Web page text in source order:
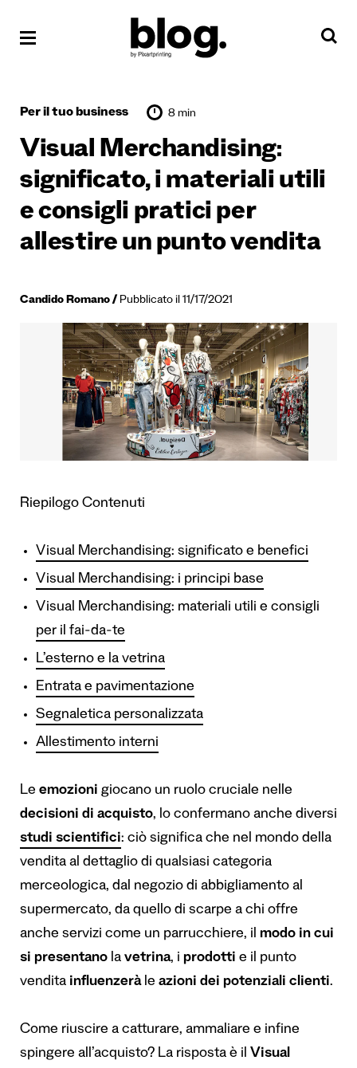
Per il tuo business 8 min
Visual Merchandising:
significato, i materiali utili
e consigli pratici per
allestire un punto vendita
Candido Romano Pubblicato il 11/17/2021
Riepilogo Contenuti
Visual Merchandising: significato e benefici
Visual Merchandising: i principi base
Visual Merchandising: materiali utili e consigli
per il fai-da-te
L’esterno e la vetrina
Entrata e pavimentazione
Segnaletica personalizzata
Allestimento interni
Le emozioni giocano un ruolo cruciale nelle
decisioni di acquisto, lo confermano anche diversi
studi scientifici: ciò significa che nel mondo della
vendita al dettaglio di qualsiasi categoria
merceologica, dal negozio di abbigliamento al
supermercato, da quello di scarpe a chi offre
anche servizi come un parrucchiere, il modo in cui
si presentano la vetrina, i prodotti e il punto
vendita influenzeràle azioni dei potenziali clienti.
Come riuscire a catturare, ammaliare e infine
spingere all’acquisto? La risposta è il Visual